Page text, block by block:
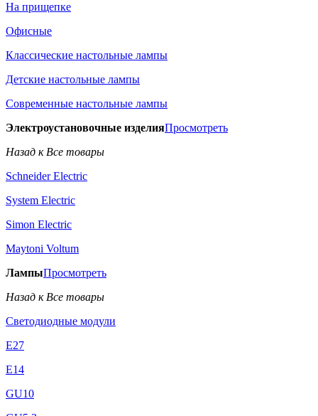
На прищепке
Офисные
Классические настольные лампы
Детские настольные лампы
Современные настольные лампы
Электроустановочные изделияПросмотреть
Назад к Все товары
Schneider Electric
System Electric
Simon Electric
Maytoni Voltum
ЛампыПросмотреть
Назад к Все товары
Светодиодные модули
E27
E14
GU10